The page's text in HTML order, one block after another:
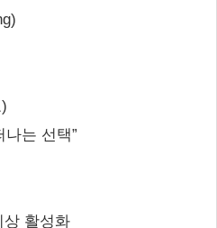
나는 선택”
상 활성화